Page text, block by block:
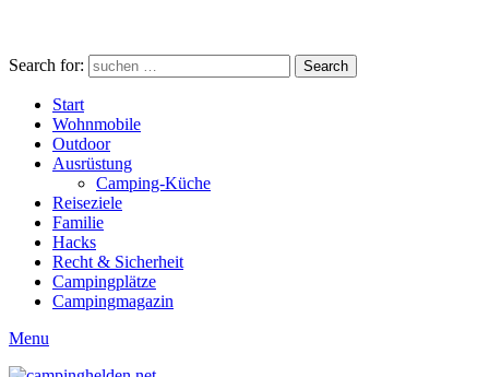
Search for: Search
Start
Wohnmobile
Outdoor
Ausrüstung
Camping-Küche
Reiseziele
Familie
Hacks
Recht & Sicherheit
Campingplätze
Campingmagazin
Menu